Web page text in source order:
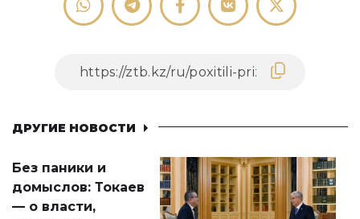
ДРУГИЕ НОВОСТИ
Без паники и
домыслов: Токаев
— о власти,